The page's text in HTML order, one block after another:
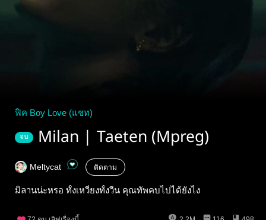
ฟิค Boy Love (แชท)
จบ Milan | Taeten (Mpreg)
Meltycat ติดตาม
มิลานน่ะหรอ ทั้งเหวี่ยงทั้งวีน คุณทัพคบไปได้ยังไง